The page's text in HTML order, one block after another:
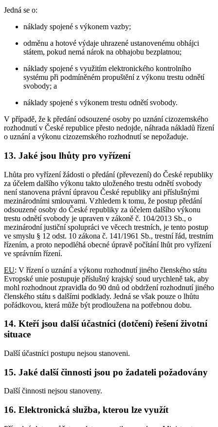
Jedná se o:
náklady spojené s výkonem vazby;
odměnu a hotové výdaje uhrazené ustanovenému obhájci
státem, pokud nemá nárok na obhajobu bezplatnou;
náklady spojené s využitím elektronického kontrolního
systému při podmíněném propuštění z výkonu trestu odnětí
svobody; a
náklady spojené s výkonem trestu odnětí svobody.
V případě, že k předání odsouzené osoby po uznání cizozemského
rozhodnutí v České republice přesto nedojde, náhrada nákladů řízení
o uznání a výkonu cizozemského rozhodnutí se nepožaduje.
13. Jaké jsou lhůty pro vyřízení
Lhůta pro vyřízení žádosti o předání (převezení) do České republiky
za účelem dalšího výkonu takto uloženého trestu odnětí svobody
není stanovena právní úpravou České republiky ani příslušnými
mezinárodními smlouvami. Vzhledem k tomu, že postup předání
odsouzené osoby do České republiky za účelem dalšího výkonu
trestu odnětí svobody je upraven v zákoně č. 104/2013 Sb., o
mezinárodní justiční spolupráci ve věcech trestních, je tento postup
ve smyslu § 12 odst. 10 zákona č. 141/1961 Sb., trestní řád, trestním
řízením, a proto nepodléhá obecné úpravě počítání lhůt pro vyřízení
ve správním řízení.
EU: V řízení o uznání a výkonu rozhodnutí jiného členského státu
Evropské unie postupuje příslušný krajský soud urychleně tak, aby
mohl rozhodnout zpravidla do 90 dnů od obdržení rozhodnutí jiného
členského státu s dalšími podklady. Jedná se však pouze o lhůtu
pořádkovou, která může být prodloužena na potřebnou dobu.
14. Kteří jsou další účastníci (dotčení) řešení životní
situace
Další účastníci postupu nejsou stanoveni.
15. Jaké další činnosti jsou po žadateli požadovány
Další činnosti nejsou stanoveny.
16. Elektronická služba, kterou lze využít